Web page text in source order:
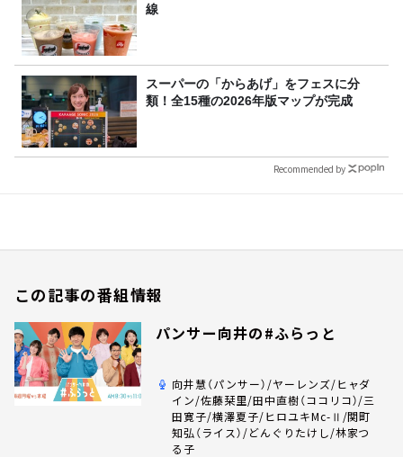
線
スーパーの「からあげ」をフェスに分
類！全15種の2026年版マップが完成
Recommended by
この記事の番組情報
パンサー向井の#ふらっと
向井慧（パンサー）/ヤーレンズ/ヒャダ
イン/佐藤栞里/田中直樹（ココリコ）/三
田寛子/横澤夏子/ヒロユキMc-Ⅱ/関町
知弘（ライス）/どんぐりたけし/林家つ
る子